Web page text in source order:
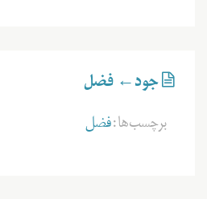
جود← فضل
برچسب‌ها:فضل